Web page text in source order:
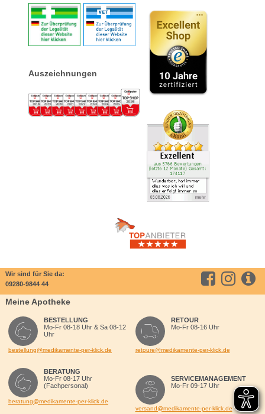
Auszeichnungen
Wir sind für Sie da:
09280-9844 44
Meine Apotheke
BESTELLUNG
Mo-Fr 08-18 Uhr & Sa 08-12
Uhr
bestellung@medikamente-per-klick.de
BERATUNG
Mo-Fr 08-17 Uhr
(Fachpersonal)
beratung@medikamente-per-klick.de
RETOUR
Mo-Fr 08-16 Uhr
retoure@medikamente-per-klick.de
SERVICEMANAGEMENT
Mo-Fr 09-17 Uhr
versand@medikamente-per-klick.de